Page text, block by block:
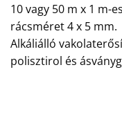
10 vagy 50 m x 1 m-
rácsméret 4 x 5 mm.
Alkáliálló
polisztirol és